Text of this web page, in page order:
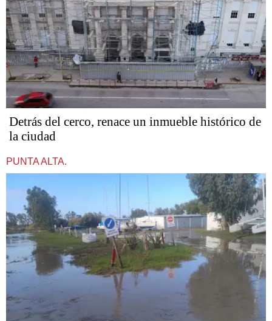
Detrás del cerco, renace un inmueble histórico de
la ciudad
PUNTA ALTA.